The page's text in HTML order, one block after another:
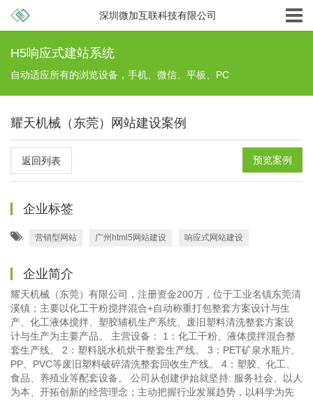
H5响应式建站系统
自动适应所有的浏览设备，手机、微信、平板、PC
耀天机械（东莞）网站建设案例
返回列表 预览案例
企业标签
营销型网站 广州html5网站建设 响应式网站建设
企业简介
耀天机械（东莞）有限公司，注册资金200万，位于工业名镇东莞清
溪镇；主要以化工干粉搅拌混合+自动称重打包整套方案设计与生
产、化工液体搅拌、塑胶辅机生产系统、废旧塑料清洗整套方案设
计与生产为主要产品。 主营设备： 1：化工干粉、液体搅拌混合整
套生产线。 2：塑料脱水机烘干整套生产线。 3：PET矿泉水瓶片、
PP、PVC等废旧塑料破碎清洗整套回收生产线。 4：塑胶、化工、
食品、养殖业等配套设备。 公司从创建伊始就坚持: 服务社会、以人
为本、开拓创新的经营理念；主动把握行业发展趋势，以科学为先
深圳微加互联科技有限公司